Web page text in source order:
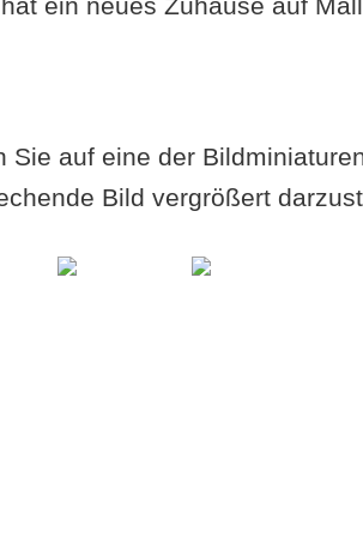
Sie auf eine der
Bild vergrößert